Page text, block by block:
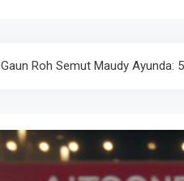
Gaun Roh Semut Maudy Ayunda: